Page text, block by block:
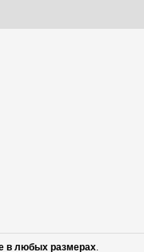
в любых размерах.